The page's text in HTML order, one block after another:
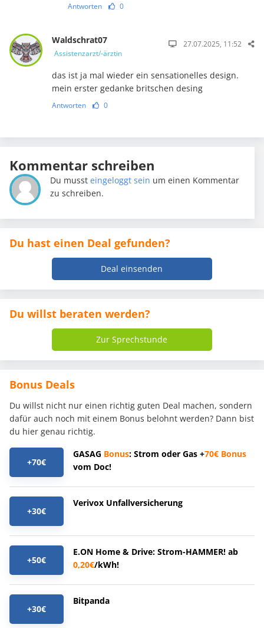
Antworten 0
Waldschrat07
Assistenzarzt/-ärztin
27.07.2025, 11:52
das ist ja mal wieder ein sensationelles design.
mein erster gedanke britschen desing
Antworten 0
Kommentar schreiben
Du mussteingeloggt sein um einen Kommentar
zu schreiben.
Du hast einen Deal gefunden?
Deal einsenden
Du willst beraten werden?
Zur Sprechstunde
Bonus Deals
Du willst nicht nur einen richtig guten Deal machen, sondern
dafür auch noch mit einem Bonus belohnt werden? Dann bist
du hier genau richtig.
+70€
GASAG Bonus: Strom oder Gas +70€ Bonus
vom Doc!
+30€
Verivox Unfallversicherung
+50€
E.ON Home & Drive: Strom-HAMMER! ab
0,20€/kWh!
+30€
Bitpanda